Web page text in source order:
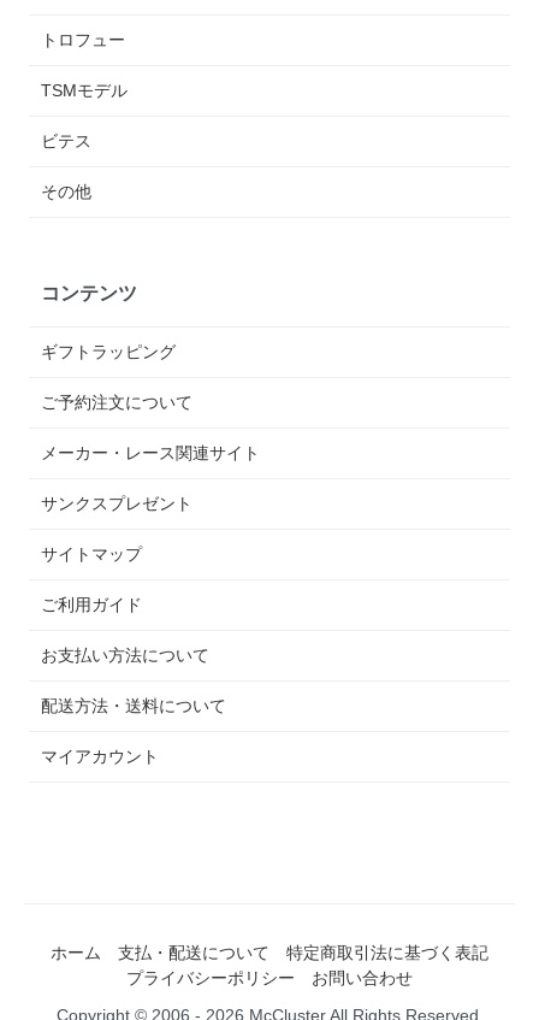
トロフュー
TSMモデル
ビテス
その他
コンテンツ
ギフトラッピング
ご予約注文について
メーカー・レース関連サイト
サンクスプレゼント
サイトマップ
ご利用ガイド
お支払い方法について
配送方法・送料について
マイアカウント
ホーム 支払・配送について
特定商取引法に基づく表記
プライバシーポリシー
お問い合わせ
Copyright © 2006 - 2026 McCluster All Rights Reserved.